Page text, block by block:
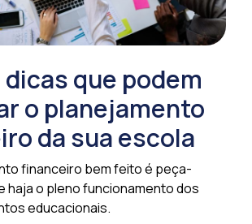
que podem
o planejamento
da sua escola
financeiro bem feito é peça-
haja o pleno funcionamento dos
educacionais.